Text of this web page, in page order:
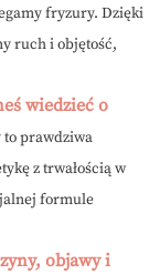
fryzury. Dzięki
ruch i objętość,
wiedzieć o
prawdziwa
z trwałością w
formule
objawy i